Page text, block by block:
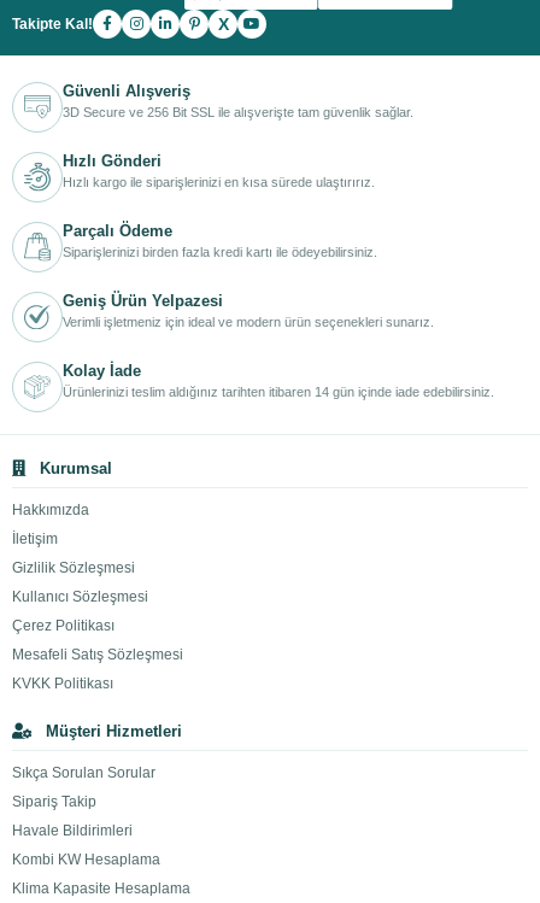
Takipte Kal! X
Güvenli Alışveriş
3D Secure ve 256 Bit SSL ile alışverişte tam güvenlik sağlar.
Hızlı Gönderi
Hızlı kargo ile siparişlerinizi en kısa sürede ulaştırırız.
Parçalı Ödeme
Siparişlerinizi birden fazla kredi kartı ile ödeyebilirsiniz.
Geniş Ürün Yelpazesi
Verimli işletmeniz için ideal ve modern ürün seçenekleri sunarız.
Kolay İade
Ürünlerinizi teslim aldığınız tarihten itibaren 14 gün içinde iade edebilirsiniz.
Kurumsal
Hakkımızda
İletişim
Gizlilik Sözleşmesi
Kullanıcı Sözleşmesi
Çerez Politikası
Mesafeli Satış Sözleşmesi
KVKK Politikası
Müşteri Hizmetleri
Sıkça Sorulan Sorular
Sipariş Takip
Havale Bildirimleri
Kombi KW Hesaplama
Klima Kapasite Hesaplama